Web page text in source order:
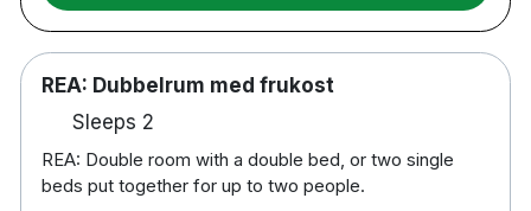
Te/kaffe på rummet
Hårtork
Gratis trådlöst nätverk
Rökfritt hotell
13 minuters promenad till Bodø station
1,3 km till Bodø flygplats (BOO)
REA: Dubbelrum med frukost
Sleeps 2
REA: Double room with a double bed, or two single
beds put together for up to two people.